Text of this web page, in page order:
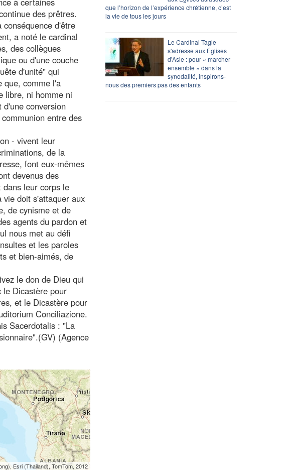
des prêtres.
d'être
a noté le cardinal
des collègues
ou d'une couche
d'unité" qui
que, comme l'a
libre, ni homme ni
conversion
entre des
- vivent leur
de la
font eux-mêmes
devenus des
leur corps le
doit s'attaquer aux
de cynisme et de
agents du pardon et
nous met au défi
et les paroles
et bien-aimés, de
le don de Dieu qui
Dicastère pour
et le Dicastère pour
Conciliazione.
Sacerdotalis : "La
(Agence
Esri (Thailand), TomTom, 2012
que l’horizon de l’expérience chrétienne, c’est
la vie de tous les jours
Le Cardinal Tagle
s'adresse aux Églises
d'Asie : pour « marcher
ensemble » dans la
synodalité, inspirons-
nous des premiers pas des enfants